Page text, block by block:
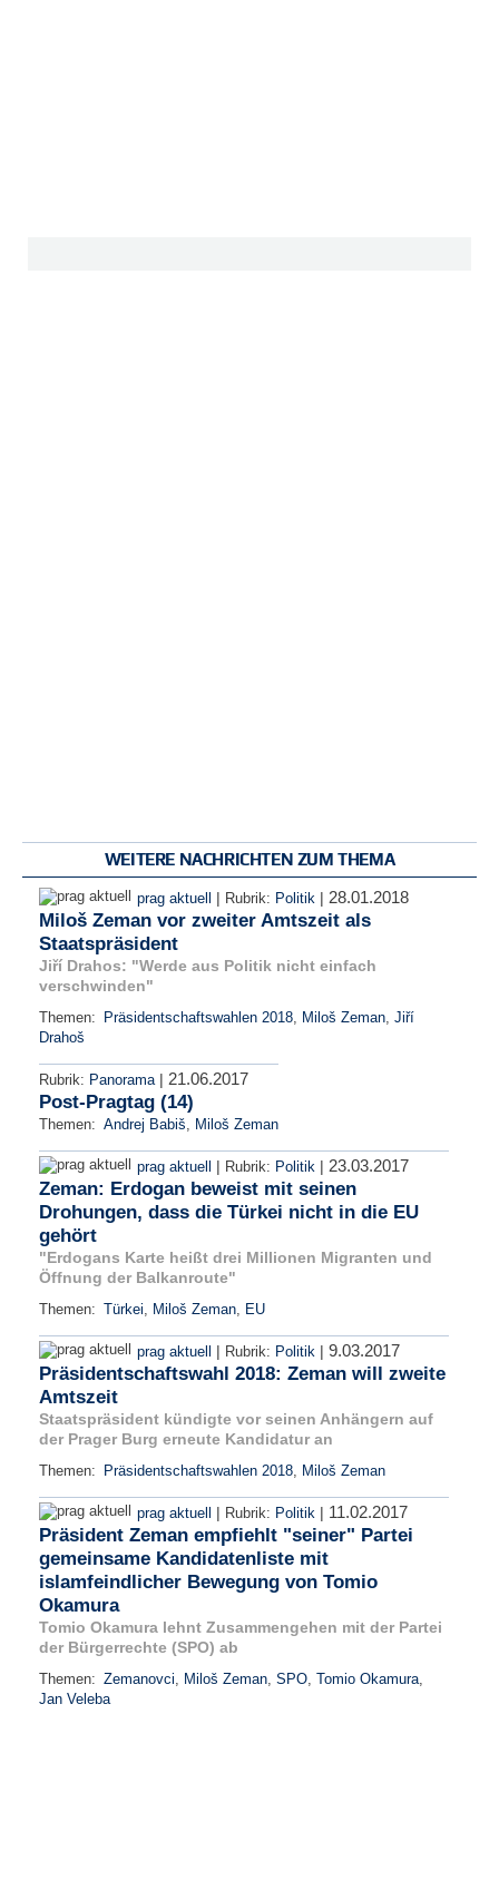
WEITERE NACHRICHTEN ZUM THEMA
prag aktuell | Rubrik: Politik | 28.01.2018
Miloš Zeman vor zweiter Amtszeit als
Staatspräsident
Jiří Drahos: "Werde aus Politik nicht einfach
verschwinden"
Themen: Präsidentschaftswahlen 2018 Miloš Zeman Jiří
Drahoš
Rubrik: Panorama | 21.06.2017
Post-Pragtag (14)
Themen: Andrej Babiš Miloš Zeman
prag aktuell | Rubrik: Politik | 23.03.2017
Zeman: Erdogan beweist mit seinen
Drohungen, dass die Türkei nicht in die EU
gehört
"Erdogans Karte heißt drei Millionen Migranten und
Öffnung der Balkanroute"
Themen: Türkei Miloš Zeman EU
prag aktuell | Rubrik: Politik | 9.03.2017
Präsidentschaftswahl 2018: Zeman will zweite
Amtszeit
Staatspräsident kündigte vor seinen Anhängern auf
der Prager Burg erneute Kandidatur an
Themen: Präsidentschaftswahlen 2018 Miloš Zeman
prag aktuell | Rubrik: Politik | 11.02.2017
Präsident Zeman empfiehlt "seiner" Partei
gemeinsame Kandidatenliste mit
islamfeindlicher Bewegung von Tomio
Okamura
Tomio Okamura lehnt Zusammengehen mit der Partei
der Bürgerrechte (SPO) ab
Themen: Zemanovci Miloš Zeman SPO Tomio Okamura
Jan Veleba